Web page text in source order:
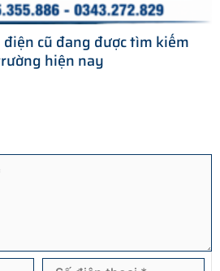
cũ đang được tìm kiếm
hiện nay